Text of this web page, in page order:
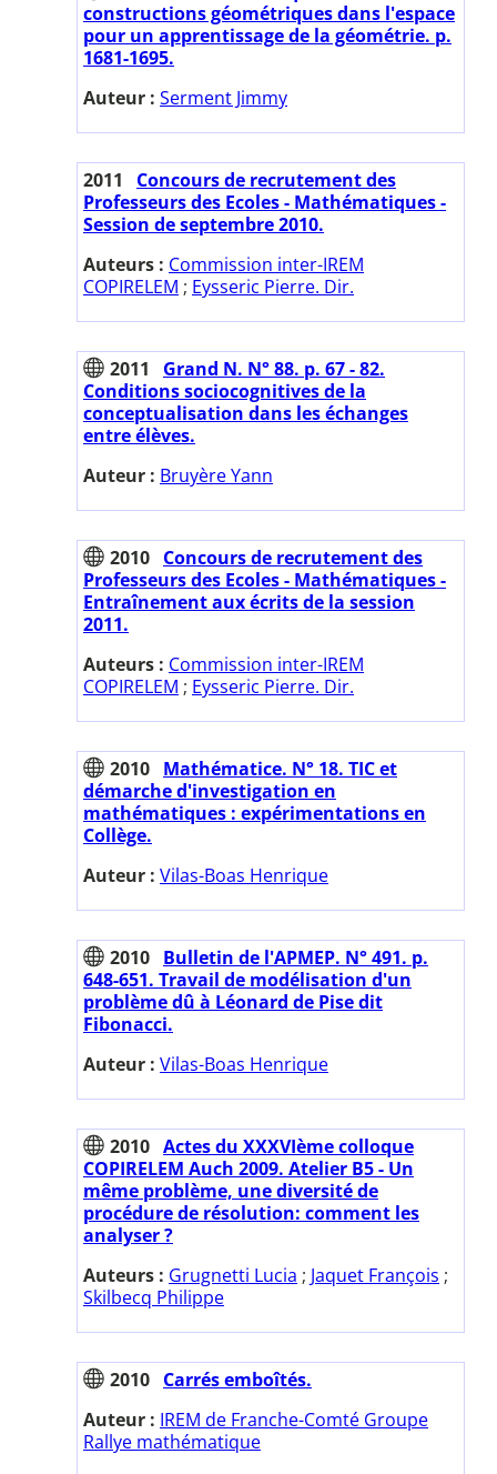
constructions géométriques dans l'espace
pour un apprentissage de la géométrie. p.
1681-1695.
Auteur : Serment Jimmy
2011
Concours de recrutement des
Professeurs des Ecoles - Mathématiques -
Session de septembre 2010.
Auteurs : Commission inter-IREM
COPIRELEM ; Eysseric Pierre. Dir.
2011
Grand N. N° 88. p. 67 - 82.
Conditions sociocognitives de la
conceptualisation dans les échanges
entre élèves.
Auteur : Bruyère Yann
2010 Concours de recrutement des
Professeurs des Ecoles - Mathématiques -
Entraînement aux écrits de la session
2011.
Auteurs : Commission inter-IREM
COPIRELEM ; Eysseric Pierre. Dir.
2010 Mathématice. N° 18. TIC et
démarche d'investigation en
mathématiques : expérimentations en
Collège.
Auteur : Vilas-Boas Henrique
2010 Bulletin de l'APMEP. N° 491. p.
648-651. Travail de modélisation d'un
problème dû à Léonard de Pise dit
Fibonacci.
Auteur : Vilas-Boas Henrique
2010 Actes du XXXVIème colloque
COPIRELEM Auch 2009. Atelier B5 - Un
même problème, une diversité de
procédure de résolution: comment les
analyser ?
Auteurs : Grugnetti Lucia ; Jaquet François ;
Skilbecq Philippe
2010 Carrés emboîtés.
Auteur : IREM de Franche-Comté Groupe
Rallye mathématique